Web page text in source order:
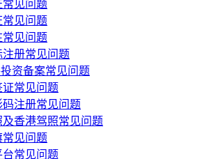
常见问题
常见问题
见问题
册常见问题
资备案常见问题
证常见问题
注册常见问题
及香港驾照常见问题
见问题
台常见问题